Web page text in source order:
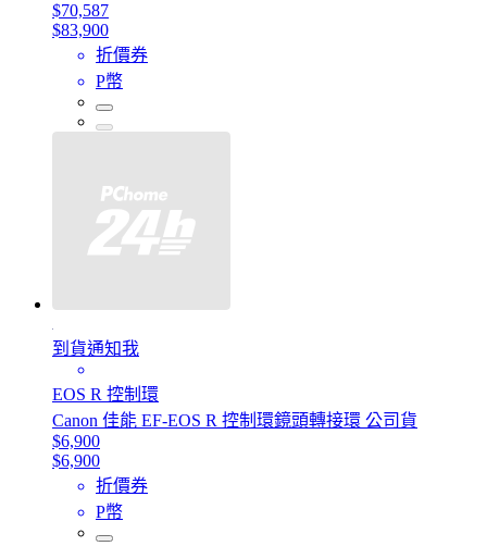
$70,587
$83,900
折價券
P幣
到貨通知我
EOS R 控制環
Canon 佳能 EF-EOS R 控制環鏡頭轉接環 公司貨
$6,900
$6,900
折價券
P幣